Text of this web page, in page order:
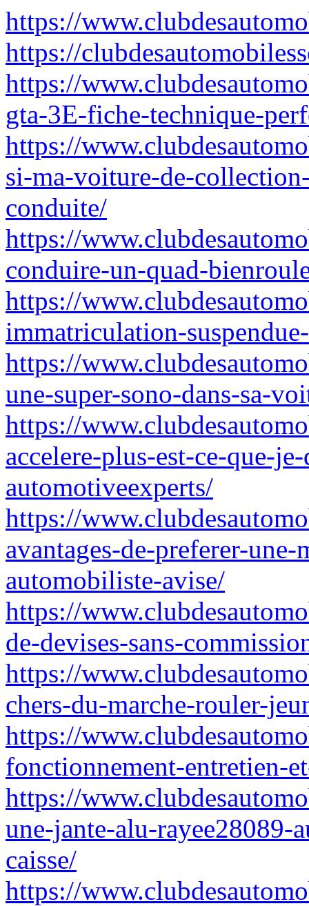
https://
https://
https://
gta-3E-fiche-technique-
https://
si-ma-voiture-de-
conduite/
https://
conduire-un-quad-
https://
immatriculation-
https://
une-super-sono-dans-sa-
https://
accelere-plus-est-ce-que-
automotiveexperts/
https://
avantages-de-preferer-
automobiliste-avise/
https://
de-devises-sans-
https://
chers-du-marche-rouler-
https://
fonctionnement-entretien-
https://
une-jante-alu-rayee28089-
caisse/
https://